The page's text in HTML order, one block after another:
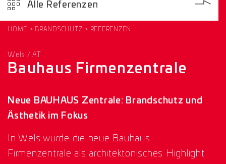
Alle Referenzen
HOME BRANDSCHUTZ REFERENZEN
Wels / AT
Bauhaus Firmenzentrale
Neue BAUHAUS Zentrale: Brandschutz und
Ästhetik im Fokus
In Wels wurde die neue Bauhaus
Firmenzentrale als architektonisches Highlight